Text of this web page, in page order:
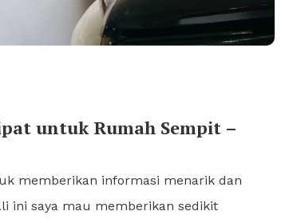
untuk Rumah Sempit –
memberikan informasi menarik dan
ini saya mau memberikan sedikit